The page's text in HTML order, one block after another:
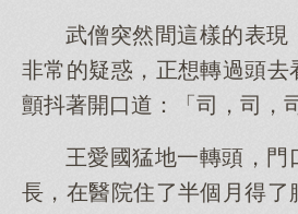
武僧突然間這樣的表現
非常的疑惑，正想轉過頭去
顫抖著開口道：「司，司，
王愛國猛地一轉頭，門
長，在醫院住了半個月得了